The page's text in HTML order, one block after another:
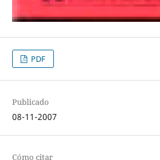
PDF
Publicado
08-11-2007
Cómo citar